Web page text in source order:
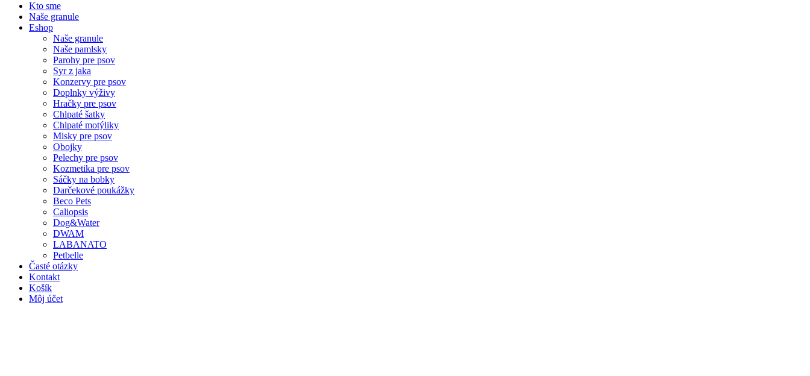
Kto sme
Naše granule
Eshop
Naše granule
Naše pamlsky
Parohy pre psov
Syr z jaka
Konzervy pre psov
Doplnky výživy
Hračky pre psov
Chlpaté šatky
Chlpaté motýliky
Misky pre psov
Obojky
Pelechy pre psov
Kozmetika pre psov
Sáčky na bobky
Darčekové poukážky
Beco Pets
Caliopsis
Dog&Water
DWAM
LABANATO
Petbelle
Časté otázky
Kontakt
Košík
Môj účet